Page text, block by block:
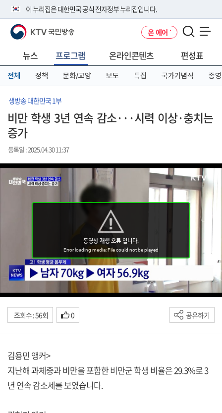
이 누리집은 대한민국 공식 전자정부 누리집입니다.
공식 누리집 주소 확인하기
니다.
이밖에 or.kr 또는 .kr등 다른 도메인 주소를 사용하고 있다면 아래 URL에
서 도메인 주소를 확인해 보세요
KTV 국민방송 온 에어
뉴스 프로그램 온라인콘텐츠 편성표
전체 정책 문화/교양 보도 특집 국가기념식 종영
생방송 대한민국 1부
비만 학생 3년 연속 감소···시력 이상·충치는
증가
등록일 : 2025.04.30 11:37
조회수 : 56회 0 공유하기
김용민 앵커>
지난해 과체중과 비만을 포함한 비만군 학생 비율은 29.3%로 3
년 연속 감소세를 보였습니다.